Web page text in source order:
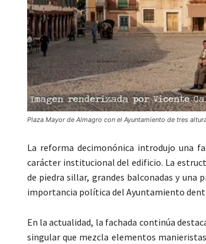
Plaza Mayor de Almagro con el Ayuntamiento de tres
La reforma decimonónica introdujo una
carácter institucional del edificio. La
de piedra sillar, grandes balconadas y una
importancia política del Ayuntamiento
En la actualidad, la fachada continúa
singular que mezcla elementos